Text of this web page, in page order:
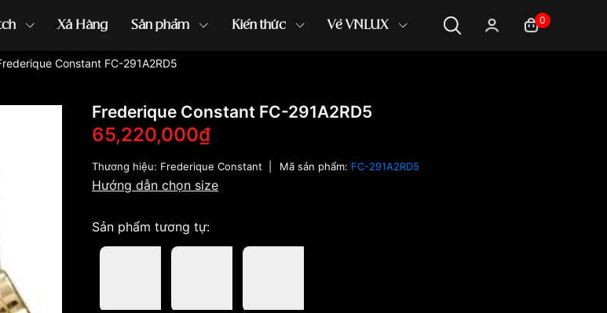
Xả Hàng Sản phẩm Kiến thức Về VNLUX 0
Orient ...
Constant FC-291A2RD5
Frederique Constant FC-291A2RD5
65,220,000₫
Thương hiệu: Frederique Constant Mã sản phẩm: FC-291A2RD5
Hướng dẫn chọn size
Sản phẩm tương tự: